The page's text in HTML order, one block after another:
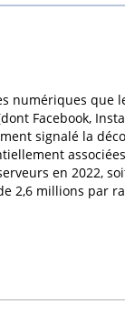
numériques que
Facebook,
signalé la
en 2022,
2,6 millions par